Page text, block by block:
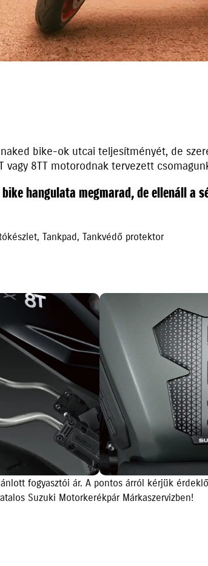
bike-ok utcai teljesítményét, de
8TT motorodnak tervezett
hangulata megmarad, de ellenáll a
Tankpad, Tankvédő protektor
fogyasztói ár. A pontos árról kérjük
Suzuki Motorkerékpár Márkaszervizben!